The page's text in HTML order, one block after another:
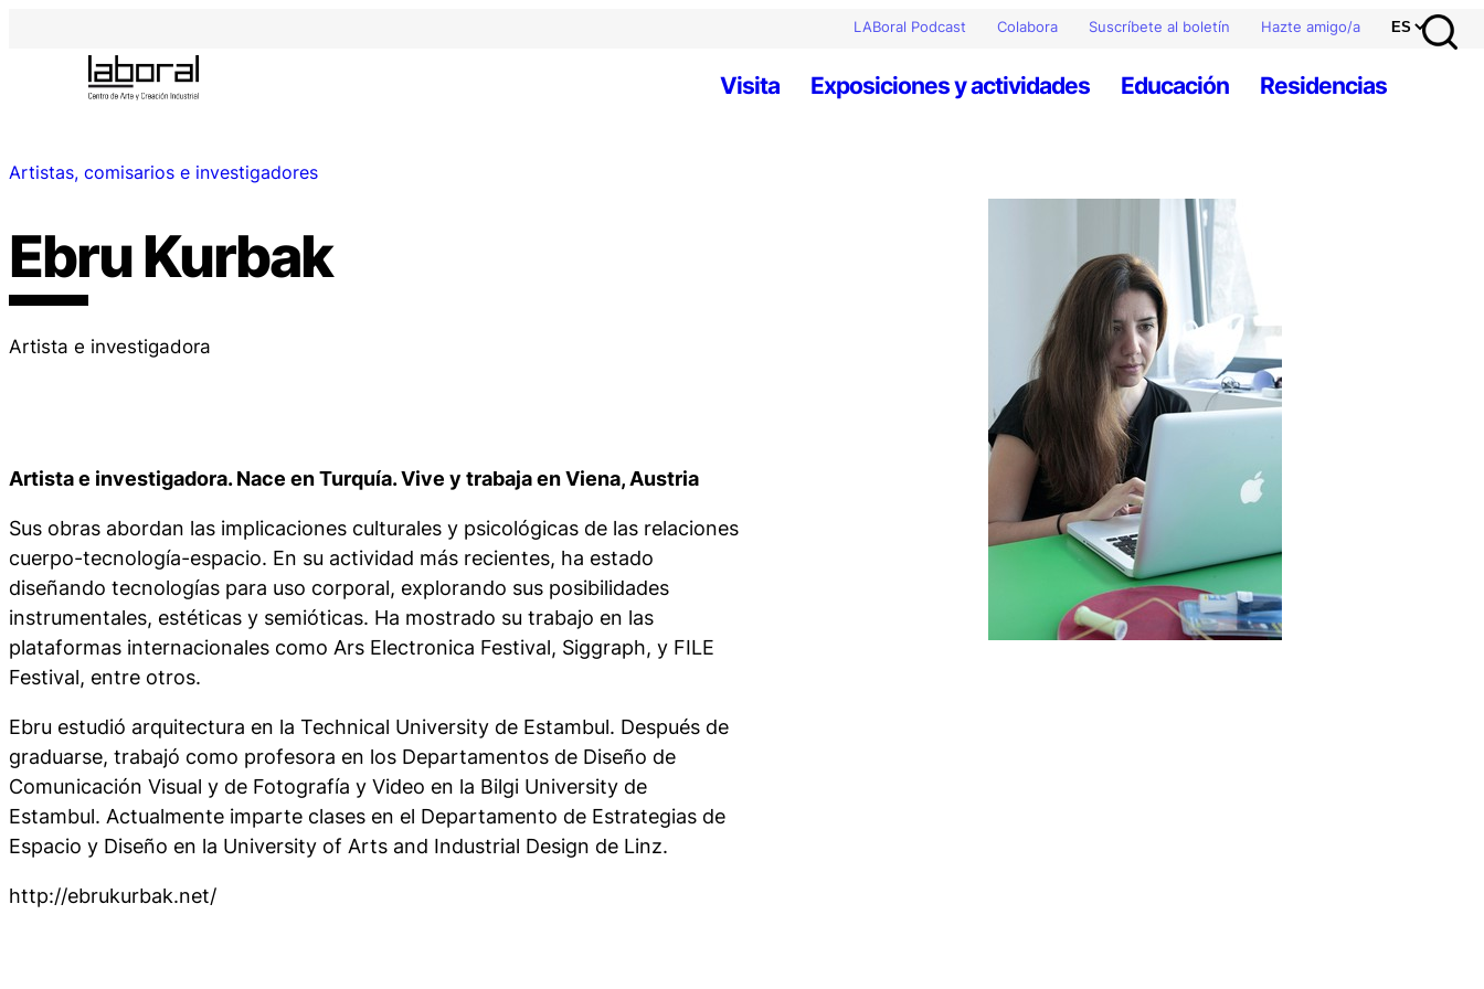
LABoral Podcast Colabora Suscríbete al boletín Hazte amigo/a
Visita Exposiciones y actividades Educación Residencias
Artistas, comisarios e investigadores
Ebru Kurbak
Artista e investigadora
Artista e investigadora. Nace en Turquía. Vive y trabaja en Viena, Austria
Sus obras abordan las implicaciones culturales y psicológicas de las relaciones
cuerpo-tecnología-espacio. En su actividad más recientes, ha estado
diseñando tecnologías para uso corporal, explorando sus posibilidades
instrumentales, estéticas y semióticas. Ha mostrado su trabajo en las
plataformas internacionales como Ars Electronica Festival, Siggraph, y FILE
Festival, entre otros.
Ebru estudió arquitectura en la Technical University de Estambul. Después de
graduarse, trabajó como profesora en los Departamentos de Diseño de
Comunicación Visual y de Fotografía y Video en la Bilgi University de
Estambul. Actualmente imparte clases en el Departamento de Estrategias de
Espacio y Diseño en la University of Arts and Industrial Design de Linz.
http://ebrukurbak.net/